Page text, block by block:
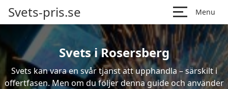
Svets-pris.se Menu
Svets i Rosersberg
Svets kan vara en svår tjänst att upphandla – särskilt i
offertfasen. Men om du följer denna guide och använder